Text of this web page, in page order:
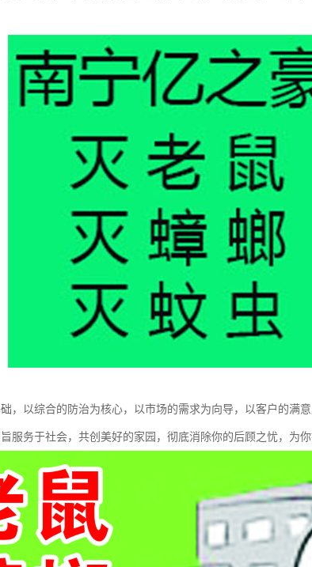
，以综合的防治为核心，以市场的需求为向导，以客户的满
服务于社会，共创美好的家园，彻底消除你的后顾之忧，为你